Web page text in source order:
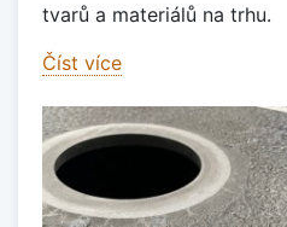
tvarů a materiálů na trhu.
Číst více